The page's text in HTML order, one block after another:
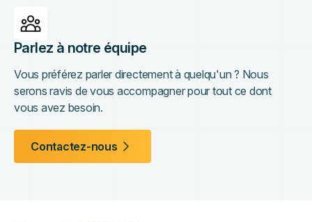
Parlez à notre équipe
Vous préférez parler directement à quelqu'un ? Nous
serons ravis de vous accompagner pour tout ce dont
vous avez besoin.
Contactez-nous